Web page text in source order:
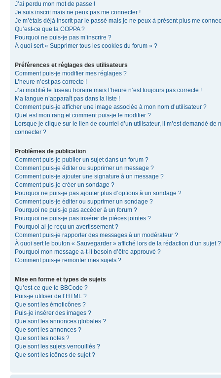
J’ai perdu mon mot de passe !
Je suis inscrit mais ne peux pas me connecter !
Je m’étais déjà inscrit par le passé mais je ne peux à présent plus me
Qu’est-ce que la COPPA ?
Pourquoi ne puis-je pas m’inscrire ?
À quoi sert « Supprimer tous les cookies du forum » ?
Préférences et réglages des utilisateurs
Comment puis-je modifier mes réglages ?
L’heure n’est pas correcte !
J’ai modifié le fuseau horaire mais l’heure n’est toujours pas correcte !
Ma langue n’apparaît pas dans la liste !
Comment puis-je afficher une image associée à mon nom d’utilisateur ?
Quel est mon rang et comment puis-je le modifier ?
Lorsque je clique sur le lien de courriel d’un utilisateur, il m’est demandé de
connecter ?
Problèmes de publication
Comment puis-je publier un sujet dans un forum ?
Comment puis-je éditer ou supprimer un message ?
Comment puis-je ajouter une signature à un message ?
Comment puis-je créer un sondage ?
Pourquoi ne puis-je pas ajouter plus d’options à un sondage ?
Comment puis-je éditer ou supprimer un sondage ?
Pourquoi ne puis-je pas accéder à un forum ?
Pourquoi ne puis-je pas insérer de pièces jointes ?
Pourquoi ai-je reçu un avertissement ?
Comment puis-je rapporter des messages à un modérateur ?
À quoi sert le bouton « Sauvegarder » affiché lors de la rédaction d’un sujet ?
Pourquoi mon message a-t-il besoin d’être approuvé ?
Comment puis-je remonter mes sujets ?
Mise en forme et types de sujets
Qu’est-ce que le BBCode ?
Puis-je utiliser de l’HTML ?
Que sont les émoticônes ?
Puis-je insérer des images ?
Que sont les annonces globales ?
Que sont les annonces ?
Que sont les notes ?
Que sont les sujets verrouillés ?
Que sont les icônes de sujet ?